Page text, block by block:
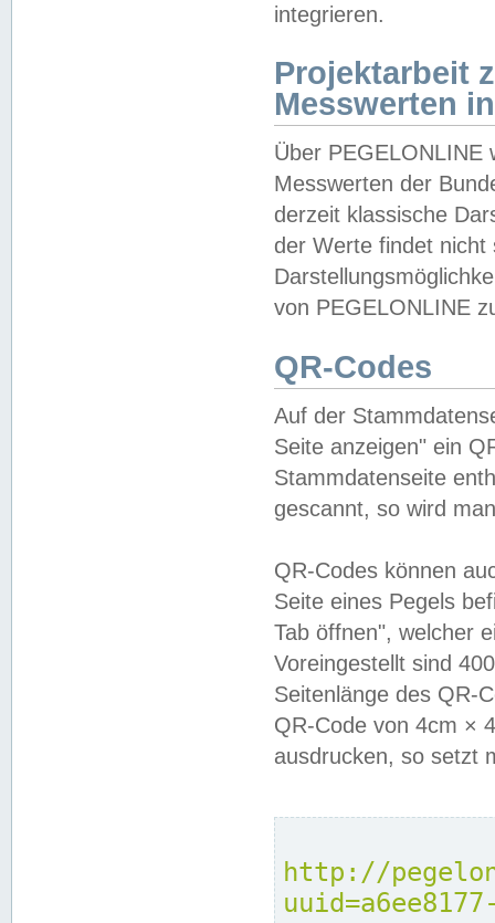
integrieren.
Projektarbeit
Messwerten
Über PEGELONLINE
Messwerten der
derzeit klassische
der Werte findet
von PEGELONLINE
QR-Codes
Auf der
Seite anzeigen" ein
Stammdatenseite
gescannt, so wird
QR-Codes können
Seite eines Pegels
Tab öffnen", welcher
Voreingestellt sind
Seitenlänge des QR-
QR-Code von 4cm ×
ausdrucken, so setzt
http://